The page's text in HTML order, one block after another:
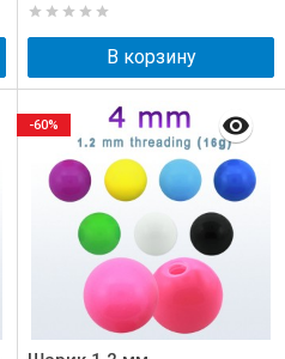
В корзину
-60%